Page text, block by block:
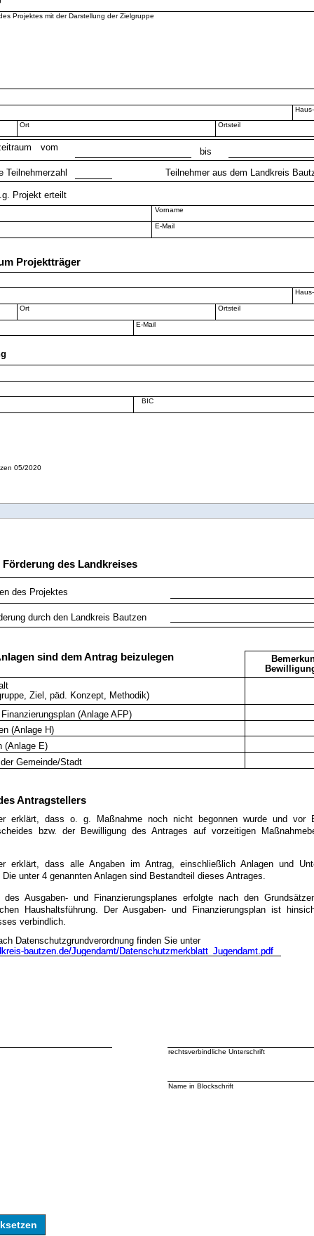
05/2020
Ort Ortsteil
E-Mail
Projektes mit der Darstellung der Zielgruppe
Ort Ortsteil
vom bis
Projekt erteilt
E-Mail
Projektträger
Haus-
BIC
Vorname
Teilnehmerzahl Teilnehmer aus dem Landkreis
Förderung des Landkreises
des Projektes
durch den Landkreis Bautzen
sind dem Antrag beizulegen
Ziel, päd. Konzept, Methodik)
(Anlage H)
(Anlage E)
Gemeinde/Stadt
(Anlage AFP)
Antragstellers
rechtsverbindliche Unterschrift
Name in Blockschrift
erklärt, dass o. g. Maßnahme noch nicht begonnen wurde und vor
bzw. der Bewilligung des Antrages auf vorzeitigen
erklärt, dass alle Angaben im Antrag, einschließlich Anlagen und
unter 4 genannten Anlagen sind Bestandteil dieses Antrages.
des Ausgaben- und Finanzierungsplanes erfolgte nach den
Haushaltsführung. Der Ausgaben- und Finanzierungsplan ist
verbindlich.
Datenschutzgrundverordnung finden Sie unter
bautzen.de/Jugendamt/Datenschutzmerkblatt_Jugendamt.pdf
bautzen.de/Jugendamt/Datenschutzmerkblatt_Jugendamt.pdf